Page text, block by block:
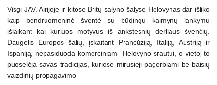
Visgi JAV, Airijoje ir kitose Britų salyno šalyse Helovynas dar išliko
kaip bendruomeninė šventė su būdingu kaimynų lankymu
išlaikant kai kuriuos motyvus iš ankstesnių derliaus švenčių.
Daugelis Europos šalių, įskaitant Prancūziją, Italiją, Austriją ir
Ispaniją, nepasiduoda komerciniam Helovyno srautui, o vietoj to
puoselėja savas tradicijas, kuriose mirusieji pagerbiami be baisių
vaizdinių propagavimo.